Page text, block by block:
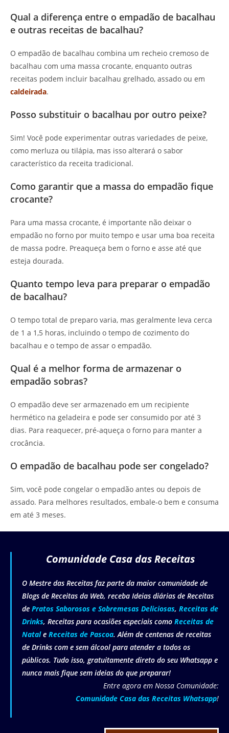
Qual a diferença entre o empadão de bacalhau
e outras receitas de bacalhau?
O empadão de bacalhau combina um recheio cremoso de
bacalhau com uma massa crocante, enquanto outras
receitas podem incluir bacalhau grelhado, assado ou em
caldeirada.
Posso substituir o bacalhau por outro peixe?
Sim! Você pode experimentar outras variedades de peixe,
como merluza ou tilápia, mas isso alterará o sabor
característico da receita tradicional.
Como garantir que a massa do empadão fique
crocante?
Para uma massa crocante, é importante não deixar o
empadão no forno por muito tempo e usar uma boa receita
de massa podre. Preaqueça bem o forno e asse até que
esteja dourada.
Quanto tempo leva para preparar o empadão
de bacalhau?
O tempo total de preparo varia, mas geralmente leva cerca
de 1 a 1,5 horas, incluindo o tempo de cozimento do
bacalhau e o tempo de assar o empadão.
Qual é a melhor forma de armazenar o
empadão sobras?
O empadão deve ser armazenado em um recipiente
hermético na geladeira e pode ser consumido por até 3
dias. Para reaquecer, pré-aqueça o forno para manter a
crocância.
O empadão de bacalhau pode ser congelado?
Sim, você pode congelar o empadão antes ou depois de
assado. Para melhores resultados, embale-o bem e consuma
em até 3 meses.
Comunidade Casa das Receitas
O Mestre das Receitas faz parte da maior comunidade de
Blogs de Receitas da Web, receba Ideias diárias de Receitas
de Pratos Saborosos e Sobremesas Deliciosas, Receitas de
Drinks, Receitas para ocasiões especiais como Receitas de
Natale Receitas de Pascoa. Além de centenas de receitas
de Drinks com e sem álcool para atender a todos os
públicos. Tudo isso, gratuitamente direto do seu Whatsapp e
nunca mais fique sem ideias do que preparar!
Entre agora em Nossa Comunidade:
Comunidade Casa das Receitas Whatsapp!